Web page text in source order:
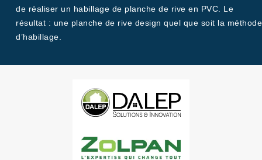
de réaliser un habillage de planche de rive en PVC. Le
résultat : une planche de rive design quel que soit la méthode
d’habillage.